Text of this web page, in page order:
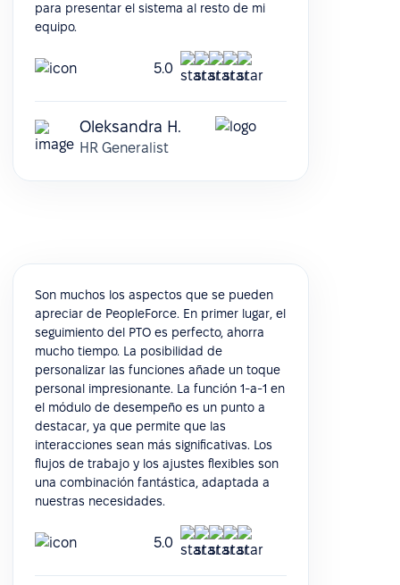
para presentar el sistema al resto de mi
equipo.
5.0
Oleksandra H.
HR Generalist
Son muchos los aspectos que se pueden
apreciar de PeopleForce. En primer lugar, el
seguimiento del PTO es perfecto, ahorra
mucho tiempo. La posibilidad de
personalizar las funciones añade un toque
personal impresionante. La función 1-a-1 en
el módulo de desempeño es un punto a
destacar, ya que permite que las
interacciones sean más significativas. Los
flujos de trabajo y los ajustes flexibles son
una combinación fantástica, adaptada a
nuestras necesidades.
5.0